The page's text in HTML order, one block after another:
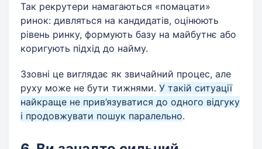
Так рекрутери намагаються «помацати»
ринок: дивляться на кандидатів, оцінюють
рівень ринку, формують базу на майбутнє або
коригують підхід до найму.
Ззовні це виглядає як звичайний процес, але
руху може не бути тижнями. У такій ситуації
найкраще не прив’язуватися до одного відгуку
і продовжувати пошук паралельно.